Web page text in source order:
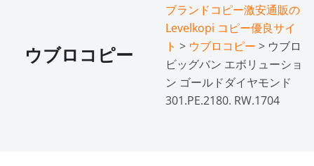
ウブロコピー
ブランドコピー激安通販の
Levelkopi コピー優良サイ
ト > ウブロコピー > ウブロ
ビッグバン エボリューショ
ン ゴールドダイヤモンド
301.PE.2180. RW.1704